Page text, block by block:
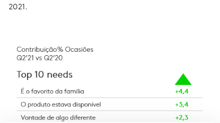
2021.